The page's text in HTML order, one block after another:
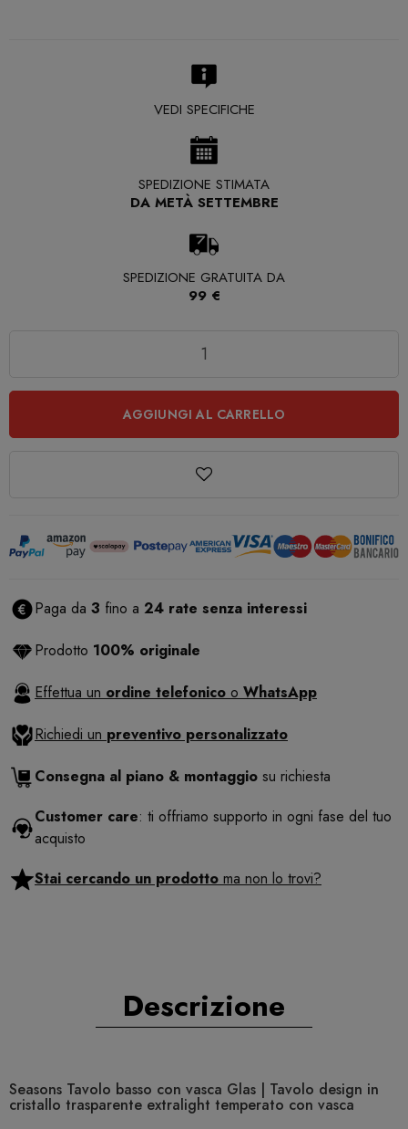
VEDI SPECIFICHE
SPEDIZIONE STIMATA
DA METÀ SETTEMBRE
SPEDIZIONE GRATUITA DA
99 €
AGGIUNGI AL CARRELLO
Paga da 3 fino a 24 rate senza interessi
Prodotto 100% originale
Effettua un ordine telefonico o WhatsApp
Richiedi un preventivo personalizzato
Consegna al piano & montaggio su richiesta
Customer care: ti offriamo supporto in ogni fase del tuo
acquisto
Stai cercando un prodotto ma non lo trovi?
Descrizione
Seasons Tavolo basso con vasca Glas | Tavolo design in
cristallo trasparente extralight temperato con vasca